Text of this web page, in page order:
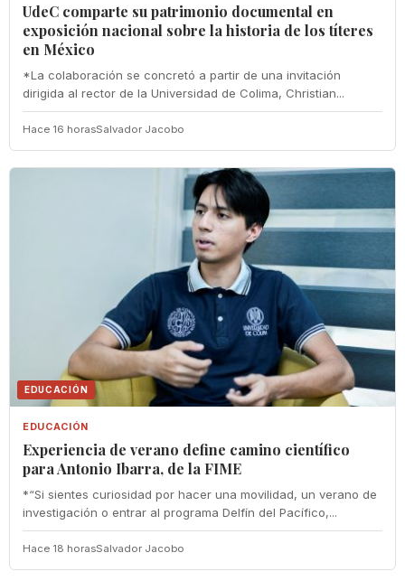
UdeC comparte su patrimonio documental en
exposición nacional sobre la historia de los títeres
en México
*La colaboración se concretó a partir de una invitación
dirigida al rector de la Universidad de Colima, Christian...
Hace 16 horasSalvador Jacobo
EDUCACIÓN
EDUCACIÓN
Experiencia de verano define camino científico
para Antonio Ibarra, de la FIME
*“Si sientes curiosidad por hacer una movilidad, un verano de
investigación o entrar al programa Delfín del Pacífico,...
Hace 18 horasSalvador Jacobo
CUAUHTÉMOC